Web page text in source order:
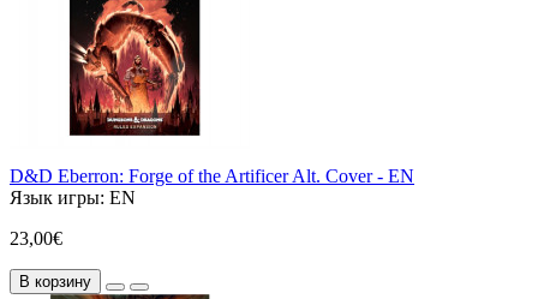
D&D Eberron: Forge of the Artificer Alt. Cover - EN
Язык игры: EN
23,00€
В корзину